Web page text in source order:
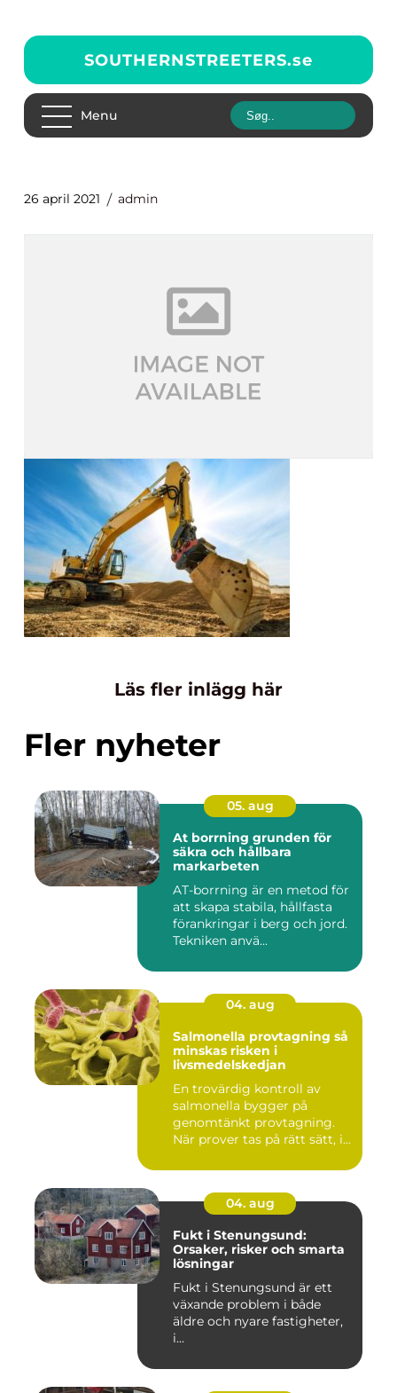
SOUTHERNSTREETERS.se
Menu
26 april 2021 admin
Läs fler inlägg här
Fler nyheter
05. aug
At borrning grunden för
säkra och hållbara
markarbeten
AT-borrning är en metod för
att skapa stabila, hållfasta
förankringar i berg och jord.
Tekniken anvä...
04. aug
Salmonella provtagning så
minskas risken i
livsmedelskedjan
En trovärdig kontroll av
salmonella bygger på
genomtänkt provtagning.
När prover tas på rätt sätt, i...
04. aug
Fukt i Stenungsund:
Orsaker, risker och smarta
lösningar
Fukt i Stenungsund är ett
växande problem i både
äldre och nyare fastigheter,
i...